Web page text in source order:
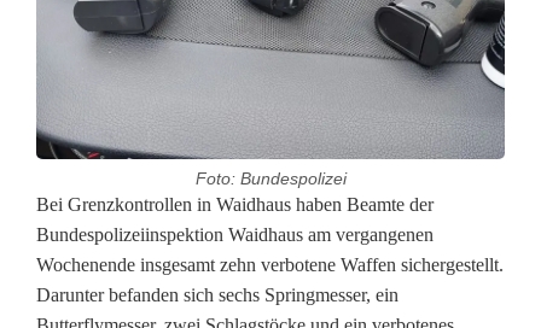
Foto: Bundespolizei
W
a
f
Bei Grenzkontrollen in Waidhaus haben Beamte der
Bundespolizeiinspektion Waidhaus am vergangenen
Wochenende insgesamt zehn verbotene Waffen sichergestellt.
Darunter befanden sich sechs Springmesser, ein